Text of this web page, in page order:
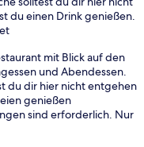
du einen Drink genießen.
mit Blick auf den
und Abendessen.
du dir hier nicht entgehen
genießen
sind erforderlich. Nur